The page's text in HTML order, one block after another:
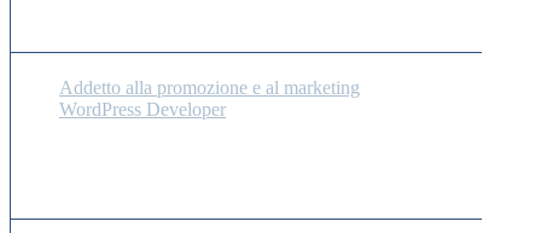
Addetto alla promozione e al marketing
WordPress Developer